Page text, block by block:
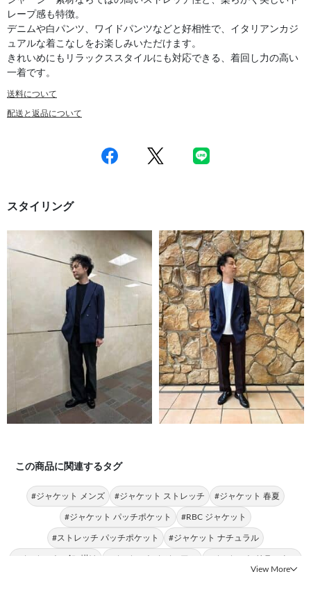
レープ感も特徴。
デニムや白パンツ、ワイドパンツなどと好相性で、イタリアンカジ
ュアルな着こなしをお楽しみいただけます。
きれいめにもリラックススタイルにも対応できる、着回し力の高い
一着です。
送料について
配送と返品について
スタイリング
この商品に関連するタグ
#ジャケット メンズ #ジャケット ストレッチ #ジャケット 春夏
#ジャケット パッチポケット #RBC ジャケット
#ストレッチ パッチポケット #ジャケット ナチュラル
View More